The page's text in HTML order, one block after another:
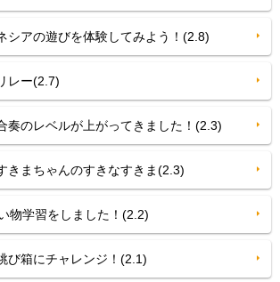
アの遊びを体験してみよう！(2.8)
ー(2.7)
のレベルが上がってきました！(2.3)
まちゃんのすきなすきま(2.3)
学習をしました！(2.2)
箱にチャレンジ！(2.1)